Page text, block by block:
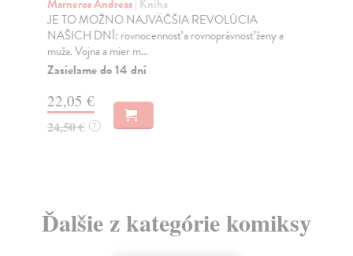
Marneros Andreas| Kniha
JE TO MOŽNO NAJVÄČŠIA REVOLÚCIA
NAŠICH DNÍ: rovnocennosť a rovnoprávnosť ženy a
muža. Vojna a mier m...
Zasielame do 14 dní
22,05 €
24,50 € ?
Ďalšie z kategórie komiksy